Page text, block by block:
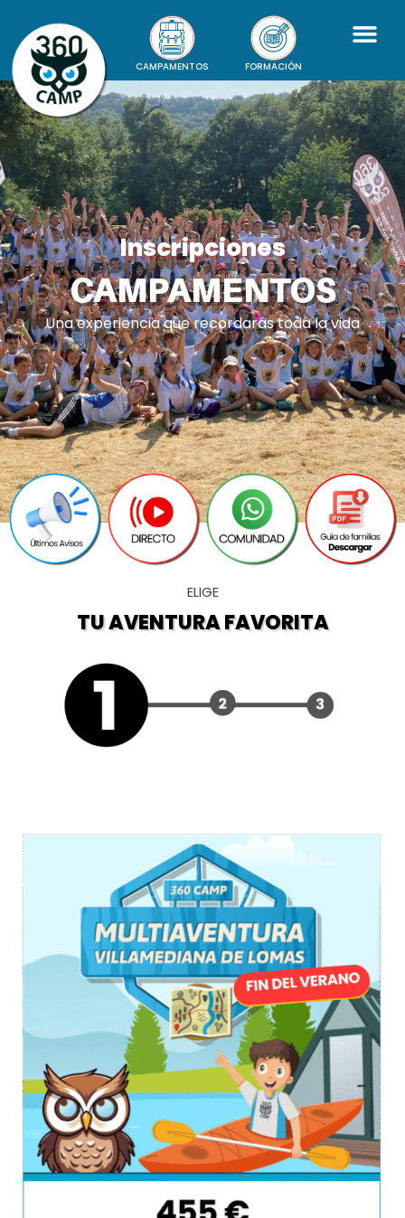
CAMPAMENTOS FORMACIÓN
Inscripciones
CAMPAMENTOS
Una experiencia que recordarás toda la vida
ELIGE
TU AVENTURA FAVORITA